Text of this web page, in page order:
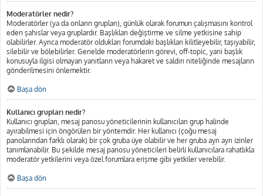
Moderatörler nedir?
Moderatörler (ya da onların grupları), günlük olarak forumun çalışmasını kontrol
eden şahıslar veya gruplardır. Başlıkları değiştirme ve silme yetkisine sahip
olabilirler. Ayrıca moderatör oldukları forumdaki başlıkları kilitleyebilir, taşıyabilir,
silebilir ve bölebilirler. Genelde moderatörlerin görevi, off-topic, yani başlık
konusuyla ilgisi olmayan yanıtların veya hakaret ve saldırı niteliğinde mesajların
gönderilmesini önlemektir.
Başa dön
Kullanıcı grupları nedir?
Kullanıcı grupları, mesaj panosu yöneticilerinin kullanıcıları grup halinde
ayırabilmesi için öngörülen bir yöntemdir. Her kullanıcı (çoğu mesaj
panolarından farklı olarak) bir çok gruba üye olabilir ve her gruba ayrı ayrı izinler
tanımlanabilir. Bu şekilde mesaj panosu yöneticileri belirli kullanıcılara rahatlıkla
moderatör yetkilerini veya özel forumlara erişme gibi yetkiler verebilir.
Başa dön